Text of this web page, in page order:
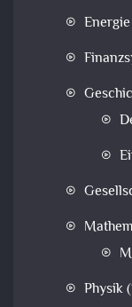
Energie
Physik